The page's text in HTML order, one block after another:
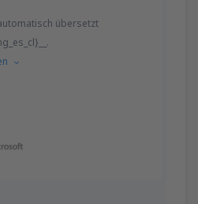
Airport
übersetzt